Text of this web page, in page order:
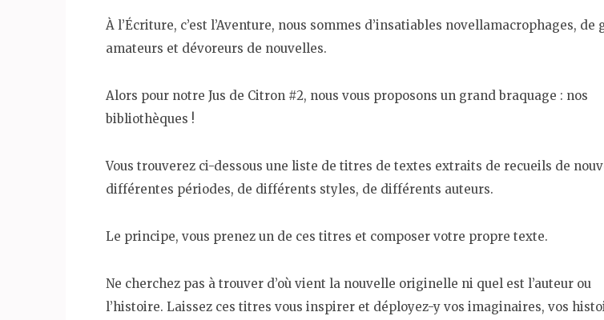
À l’Écriture, c’est l’Aventure, nous sommes d’insatiables novellamacrophages, de
amateurs et dévoreurs de nouvelles.
Alors pour notre Jus de Citron #2, nous vous proposons un grand braquage : nos
bibliothèques !
Vous trouverez ci-dessous une liste de titres de textes extraits de recueils de
différentes périodes, de différents styles, de différents auteurs.
Le principe, vous prenez un de ces titres et composer votre propre texte.
Ne cherchez pas à trouver d’où vient la nouvelle originelle ni quel est l’auteur ou
l’histoire. Laissez ces titres vous inspirer et déployez-y vos imaginaires, vos